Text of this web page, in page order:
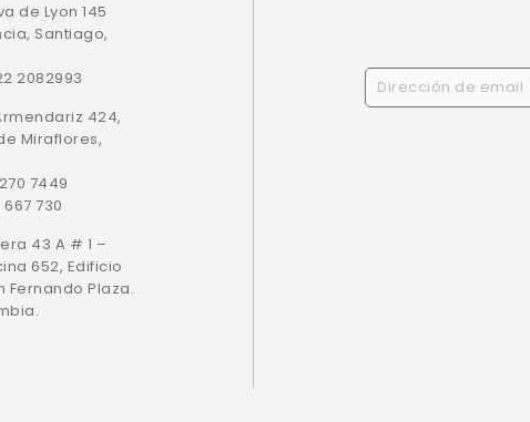
de Lyon 145
Santiago,
2082993
424,
Miraflores,
7449
667 730
43 A # 1 –
652, Edificio
Fernando Plaza.